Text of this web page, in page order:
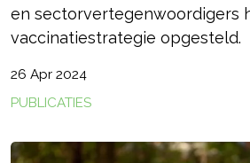
en sectorvertegenwoordigers
vaccinatiestrategie opgesteld.
26 Apr 2024
PUBLICATIES